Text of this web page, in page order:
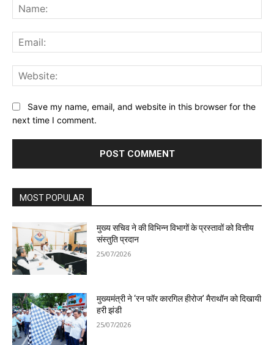
Save my name, email, and website in this browser for the
next time I comment.
MOST POPULAR
मुख्य सचिव ने की विभिन्न विभागों के प्रस्तावों को वित्तीय
संस्तुति प्रदान
25/07/2026
मुख्यमंत्री ने ‘रन फॉर कारगिल हीरोज’ मैराथॉन को दिखायी
हरी झंडी
25/07/2026